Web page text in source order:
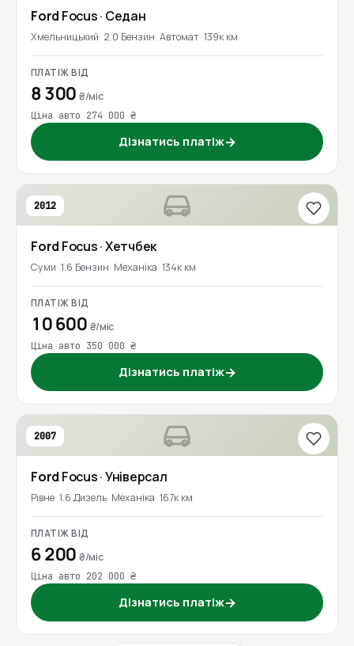
Ford Focus· Седан
Хмельницький 2.0 Бензин Автомат 139к км
ПЛАТІЖ ВІД
8 300₴/міс
Ціна авто 274 000 ₴
Дізнатись платіж→
2012
Ford Focus· Хетчбек
Суми 1.6 Бензин Механіка 134к км
ПЛАТІЖ ВІД
10 600 ₴/міс
Ціна авто 350 000 ₴
Дізнатись платіж→
2007
Ford Focus· Універсал
Рівне 1.6 Дизель Механіка 167к км
ПЛАТІЖ ВІД
6 200₴/міс
Ціна авто 202 000 ₴
Дізнатись платіж→